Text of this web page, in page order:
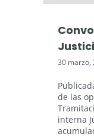
30 marzo,
de las
interna